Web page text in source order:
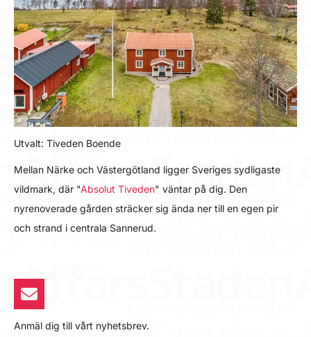
Utvalt: Tiveden Boende
Mellan Närke och Västergötland ligger Sveriges sydligaste
vildmark, där "Absolut Tiveden" väntar på dig. Den
nyrenoverade gården sträcker sig ända ner till en egen pir
och strand i centrala Sannerud.
Anmäl dig till vårt nyhetsbrev.